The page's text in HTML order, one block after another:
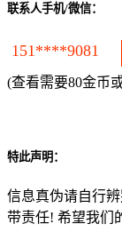
联系人手机/微信：
151****9081
(查看需要80金币
特此声明：
信息真伪请自行
带责任! 希望我们